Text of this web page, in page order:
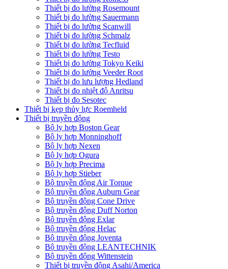
Thiết bị đo lường Rosemount
Thiết bị đo lường Sauermann
Thiết bị đo lường Scanwill
Thiết bị đo lường Schmalz
Thiết bị đo lường Tecfluid
Thiết bị đo lường Testo
Thiết bị đo lường Tokyo Keiki
Thiết bị đo lường Veeder Root
Thiết bị đo lưu lượng Hedland
Thiết bị đo nhiệt độ Anritsu
Thiết bị đo Sesotec
Thiết bị kẹp thủy lực Roemheld
Thiết bị truyền động
Bộ ly hợp Boston Gear
Bộ ly hợp Monninghoff
Bộ ly hợp Nexen
Bộ ly hợp Ogura
Bộ ly hợp Precima
Bộ ly hợp Stieber
Bộ truyền động Air Torque
Bộ truyền động Auburn Gear
Bộ truyền động Cone Drive
Bộ truyền động Duff Norton
Bộ truyền động Exlar
Bộ truyền động Helac
Bộ truyền động Joventa
Bộ truyền động LEANTECHNIK
Bộ truyền động Wittenstein
Thiết bị truyền động Asahi/America